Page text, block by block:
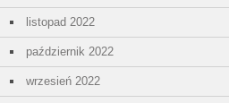
listopad 2022
październik 2022
wrzesień 2022